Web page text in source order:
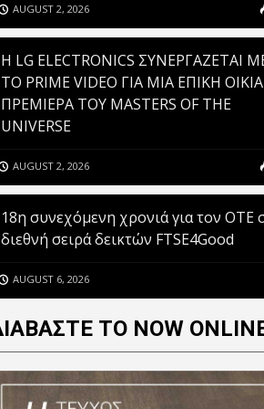
CLIMATE LEADERS”
FINANCIAL TIMES ΓΙΑ
ΣΥΝΕΧΟΜΕΝΗ ΧΡΟΝΙΑ
ΚΑΙ
AUGUST 2, 2026
H LG ELECTRONICS ΣΥΝΕΡΓΑΖΕΤΑΙ
ΤΟ PRIME VIDEO ΓΙΑ ΜΙΑ ΕΠΙΚΗ
ΠΡΕΜΙΕΡΑ ΤΟΥ MASTERS OF THE
UNIVERSE
AUGUST 2, 2026
18η συνεχόμενη χρονιά για τον ΟΤΕ
διεθνή σειρά δεικτών FTSE4Good
AUGUST 6, 2026
ΤΟ NOW